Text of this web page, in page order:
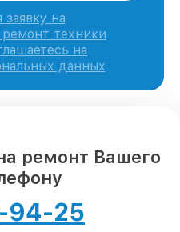
заявку на
техники
на
данных
ремонт Вашего
94-25